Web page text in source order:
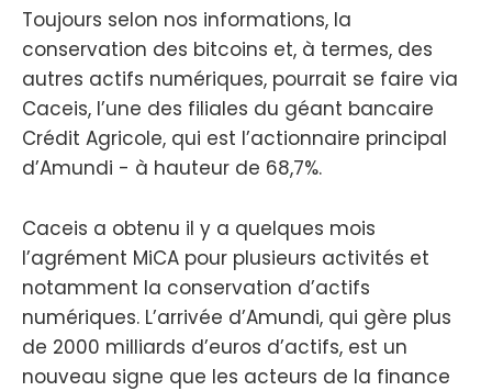
Toujours selon nos informations, la
conservation des bitcoins et, à termes, des
autres actifs numériques, pourrait se faire via
Caceis, l’une des filiales du géant bancaire
Crédit Agricole, qui est l’actionnaire principal
d’Amundi - à hauteur de 68,7%.
Caceis a obtenu il y a quelques mois
l’agrément MiCA pour plusieurs activités et
notamment la conservation d’actifs
numériques. L’arrivée d’Amundi, qui gère plus
de 2000 milliards d’euros d’actifs, est un
nouveau signe que les acteurs de la finance